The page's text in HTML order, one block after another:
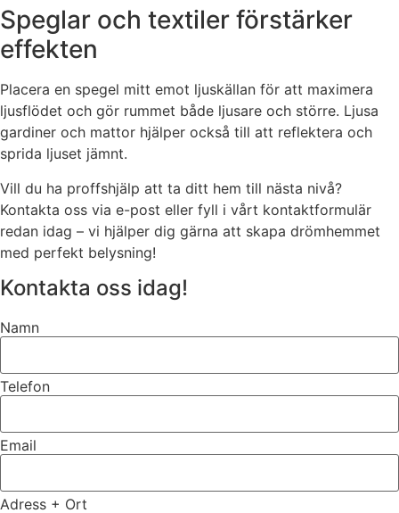
Speglar och textiler förstärker
effekten
Placera en spegel mitt emot ljuskällan för att maximera
ljusflödet och gör rummet både ljusare och större. Ljusa
gardiner och mattor hjälper också till att reflektera och
sprida ljuset jämnt.
Vill du ha proffshjälp att ta ditt hem till nästa nivå?
Kontakta oss via e-post eller fyll i vårt kontaktformulär
redan idag – vi hjälper dig gärna att skapa drömhemmet
med perfekt belysning!
Kontakta oss idag!
Namn
Telefon
Email
Adress + Ort